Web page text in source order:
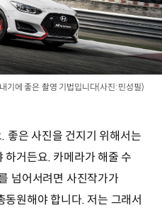
기에 좋은 촬영 기법입니다(사진: 민성필)
좋은 사진을 건지기 위해서는
하거든요. 카메라가 해줄 수
넘어서려면 사진작가가
원해야 합니다. 저는 그래서